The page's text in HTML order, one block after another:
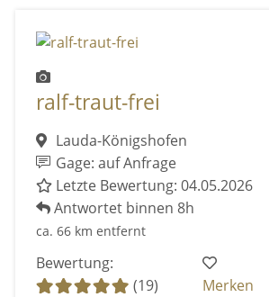
ralf-traut-frei
Lauda-Königshofen
Gage: auf Anfrage
Letzte Bewertung: 04.05.2026
Antwortet binnen 8h
ca. 66 km entfernt
Bewertung:
(19)
Merken